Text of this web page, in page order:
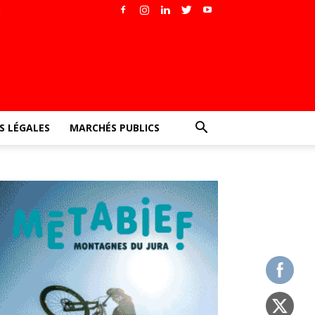
LÉGALES MARCHÉS PUBLICS